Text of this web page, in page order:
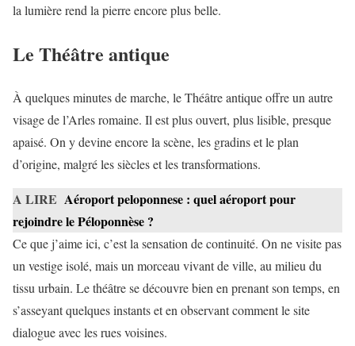
la lumière rend la pierre encore plus belle.
Le Théâtre antique
À quelques minutes de marche, le Théâtre antique offre un autre
visage de l’Arles romaine. Il est plus ouvert, plus lisible, presque
apaisé. On y devine encore la scène, les gradins et le plan
d’origine, malgré les siècles et les transformations.
A LIRE Aéroport peloponnese : quel aéroport pour
rejoindre le Péloponnèse ?
Ce que j’aime ici, c’est la sensation de continuité. On ne visite pas
un vestige isolé, mais un morceau vivant de ville, au milieu du
tissu urbain. Le théâtre se découvre bien en prenant son temps, en
s’asseyant quelques instants et en observant comment le site
dialogue avec les rues voisines.